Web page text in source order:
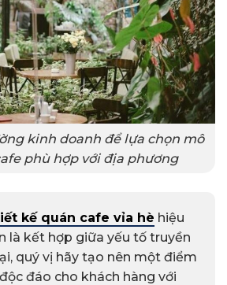
kinh doanh để lựa chọn mô
phù hợp với địa phương
kế quán cafe vỉa hè hiệu
là kết hợp giữa yếu tố truyền
quý vị hãy tạo nên một điểm
đáo cho khách hàng với